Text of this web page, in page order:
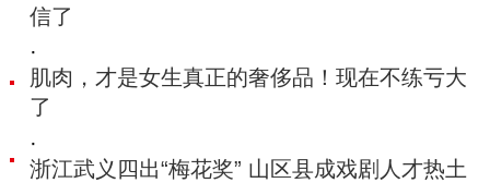
信了
·
肌肉，才是女生真正的奢侈品！现在不练亏大
了
·
浙江武义四出“梅花奖” 山区县成戏剧人才热土